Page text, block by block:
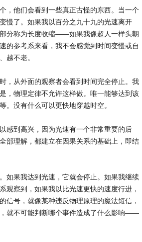
，他们会看到一些真正古怪的东西。当一个
慢了。如果我以百分之九十九的光速离开
分称为长度收缩——如果我像超人一样头朝
的参考系来看，我不会感觉到时间变慢或自
越不老。
，从外面的观察者会看到时间完全停止。我
，物理定律不允许这样做。唯一能够达到该
。没有什么可以更快地穿越时空。
感到高兴，因为光速有一个非常重要的后
部理解，都建立在因果关系的基础上，即结
如果我达到光速，它就会停止。如果我继续
观察到，如果我以比光速更快的速度行进，
信号，就像某种违反物理原理的魔法短信，
就不可能判断哪个事件造成了什么影响——